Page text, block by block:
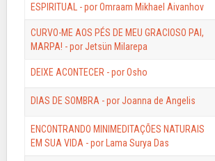
ESPIRITUAL - por Omraam Mikhael Aivanhov
CURVO-ME AOS PÉS DE MEU GRACIOSO PAI,
MARPA! - por Jetsün Milarepa
DEIXE ACONTECER - por Osho
DIAS DE SOMBRA - por Joanna de Angelis
ENCONTRANDO MINIMEDITAÇÕES NATURAIS
EM SUA VIDA - por Lama Surya Das